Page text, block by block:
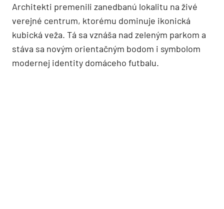
Architekti premenili zanedbanú lokalitu na živé
verejné centrum, ktorému dominuje ikonická
kubická veža. Tá sa vznáša nad zeleným parkom a
stáva sa novým orientačným bodom i symbolom
modernej identity domáceho futbalu.